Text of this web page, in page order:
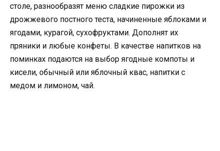
столе, разнообразят меню сладкие пирожки из
дрожжевого постного теста, начиненные яблоками и
ягодами, курагой, сухофруктами. Дополнят их
пряники и любые конфеты. В качестве напитков на
поминках подаются на выбор ягодные компоты и
кисели, обычный или яблочный квас, напитки с
медом и лимоном, чай.